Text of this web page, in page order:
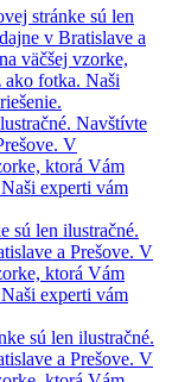
stránke sú len
v Bratislave a
väčšej vzorke,
ako fotka. Naši
Navštívte
V
ktorá Vám
experti vám
sú len ilustračné.
a Prešove. V
ktorá Vám
experti vám
sú len ilustračné.
a Prešove. V